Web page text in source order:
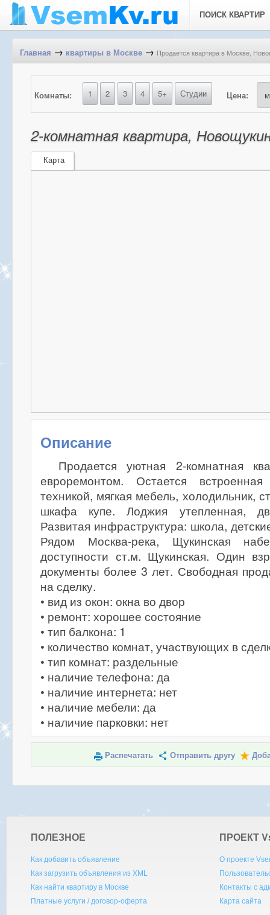
ПОИСК КВАРТИР
Главная → квартиры в Москве → Продается квартира в Москве,
Комнаты: 1 2 3 4 5+ Студии Цена:
2-комнатная квартира,
Карта
Описание
Продается уютная 2-комнатная
евроремонтом. Остается
техникой, мягкая мебель, холодильник,
шкафа купе. Лоджия утепленная,
Развитая инфраструктура: школа,
Рядом Москва-река, Щукинская
доступности ст.м. Щукинская. Один
документы более 3 лет. Свободная
на сделку.
• вид из окон: окна во двор
• ремонт: хорошее состояние
• тип балкона: 1
• количество комнат, участвующих в
• тип комнат: раздельные
• наличие телефона: да
• наличие интернета: нет
• наличие мебели: да
• наличие парковки: нет
Распечатать Отправить другу
ПОЛЕЗНОЕ
Как добавить объявление
Как загрузить объявления из XML
Как найти квартиру в Москве
Платные услуги / договор-оферта
ПРОЕКТ V
О проекте
Контакты с
Карта сайта